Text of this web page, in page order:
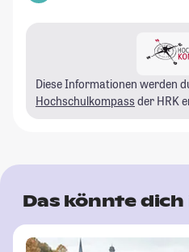
Diese Informationen werden
Hochschulkompass der HRK
Das könnte